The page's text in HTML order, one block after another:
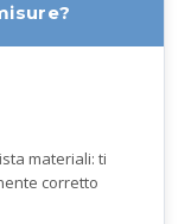
materiali: ti
corretto